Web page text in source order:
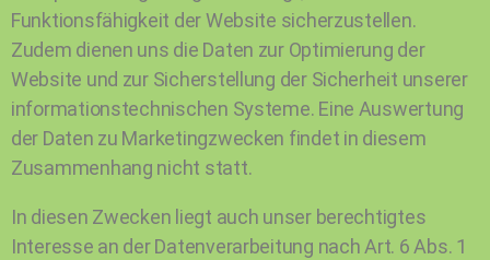
Funktionsfähigkeit der Website sicherzustellen.
Zudem dienen uns die Daten zur Optimierung der
Website und zur Sicherstellung der Sicherheit unserer
informationstechnischen Systeme. Eine Auswertung
der Daten zu Marketingzwecken findet in diesem
Zusammenhang nicht statt.
In diesen Zwecken liegt auch unser berechtigtes
Interesse an der Datenverarbeitung nach Art. 6 Abs. 1